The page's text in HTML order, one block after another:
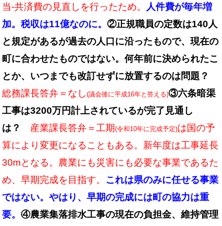
当-共済費の見直しを行ったため。 人件費が毎年増
加。税収は11億なのに。 ②正規職員の定数は140人
と規定があるが過去の人口に沿ったもので、現在の
町に合わせたものではない。何年前に決められたこ
とか、いつまでも改訂せずに放置するのは問題？
総務課長答弁＝なし (議会後に平成16年と答える)③六条暗渠
工事は3200万円計上されているが完了見通し
は？ 産業課長答弁＝工期(令和10年に完成予定)は国の予
算により変更になることもある。新年度は工事延長
30mとなる。農業にも災害にも必要な事業であるた
め、早期完成を目指す。 これは県のみに任せる事業
ではない。やはり、早期の完成には町の協力は重
要。 ④農業集落排水工事の現在の負担金、維持管理